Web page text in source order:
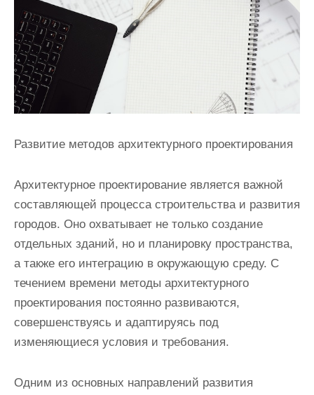
Развитие методов архитектурного проектирования
Архитектурное проектирование является важной
составляющей процесса строительства и развития
городов. Оно охватывает не только создание
отдельных зданий, но и планировку пространства,
а также его интеграцию в окружающую среду. С
течением времени методы архитектурного
проектирования постоянно развиваются,
совершенствуясь и адаптируясь под
изменяющиеся условия и требования.
Одним из основных направлений развития